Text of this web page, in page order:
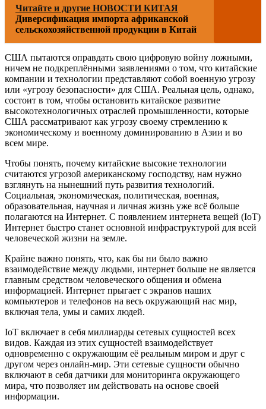
Читайте и другие НОВОСТИ КИТАЯ
Диверсификация импорта африканской
сельскохозяйственной продукции в Китай
США пытаются оправдать свою цифровую войну ложными,
ничем не подкреплёнными заявлениями о том, что китайские
компании и технологии представляют собой военную угрозу
или «угрозу безопасности» для США. Реальная цель, однако,
состоит в том, чтобы остановить китайское развитие
высокотехнологичных отраслей промышленности, которые
США рассматривают как угрозу своему стремлению к
экономическому и военному доминированию в Азии и во
всем мире.
Чтобы понять, почему китайские высокие технологии
считаются угрозой американскому господству, нам нужно
взглянуть на нынешний путь развития технологий.
Социальная, экономическая, политическая, военная,
образовательная, научная и личная жизнь уже всё больше
полагаются на Интернет. С появлением интернета вещей (IoT)
Интернет быстро станет основной инфраструктурой для всей
человеческой жизни на земле.
Крайне важно понять, что, как бы ни было важно
взаимодействие между людьми, интернет больше не является
главным средством человеческого общения и обмена
информацией. Интернет прыгает с экранов наших
компьютеров и телефонов на весь окружающий нас мир,
включая тела, умы и самих людей.
IoT включает в себя миллиарды сетевых сущностей всех
видов. Каждая из этих сущностей взаимодействует
одновременно с окружающим её реальным миром и друг с
другом через онлайн-мир. Эти сетевые сущности обычно
включают в себя датчики для мониторинга окружающего
мира, что позволяет им действовать на основе своей
информации.